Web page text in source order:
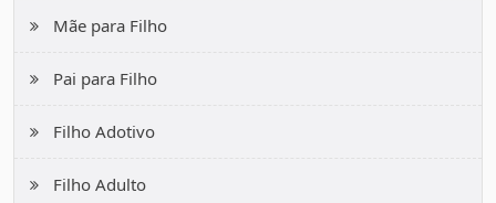
Mãe para Filho
Pai para Filho
Filho Adotivo
Filho Adulto